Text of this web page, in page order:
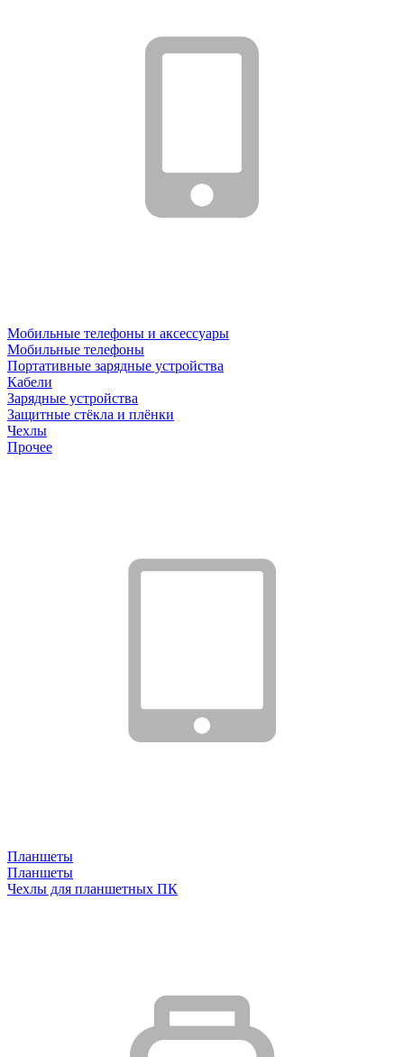
Мобильные телефоны и аксессуары
Мобильные телефоны
Портативные зарядные устройства
Кабели
Зарядные устройства
Защитные стёкла и плёнки
Чехлы
Прочее
Планшеты
Планшеты
Чехлы для планшетных ПК